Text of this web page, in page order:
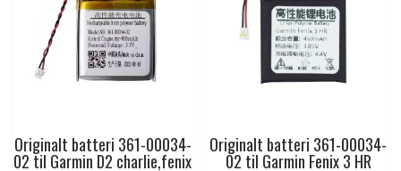
Originalt batteri 361-00034-
02 til Garmin D2 charlie,fenix
Originalt batteri 361-00034-
02 til Garmin Fenix 3 HR